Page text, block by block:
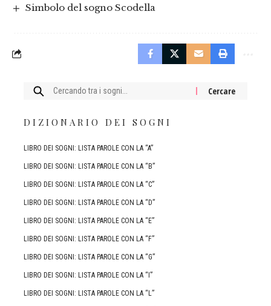
Simbolo del sogno Scodella
Cercare:
DIZIONARIO DEI SOGNI
LIBRO DEI SOGNI: LISTA PAROLE CON LA “A”
LIBRO DEI SOGNI: LISTA PAROLE CON LA “B”
LIBRO DEI SOGNI: LISTA PAROLE CON LA “C”
LIBRO DEI SOGNI: LISTA PAROLE CON LA “D”
LIBRO DEI SOGNI: LISTA PAROLE CON LA “E”
LIBRO DEI SOGNI: LISTA PAROLE CON LA “F”
LIBRO DEI SOGNI: LISTA PAROLE CON LA “G”
LIBRO DEI SOGNI: LISTA PAROLE CON LA “I”
LIBRO DEI SOGNI: LISTA PAROLE CON LA “L”